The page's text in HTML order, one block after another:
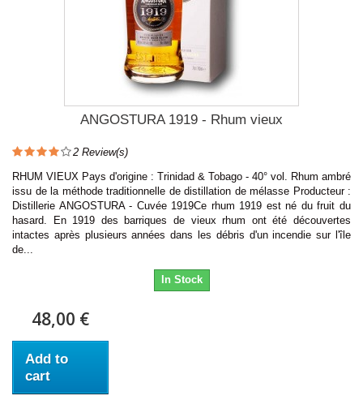
ANGOSTURA 1919 - Rhum vieux
2 Review(s)
RHUM VIEUX Pays d'origine : Trinidad & Tobago - 40° vol. Rhum ambré
issu de la méthode traditionnelle de distillation de mélasse Producteur :
Distillerie ANGOSTURA - Cuvée 1919Ce rhum 1919 est né du fruit du
hasard. En 1919 des barriques de vieux rhum ont été découvertes
intactes après plusieurs années dans les débris d'un incendie sur l'île
de...
In Stock
48,00 €
Add to
cart